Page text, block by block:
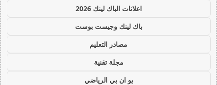
اعلانات الباك لينك 2026
باك لينك وجيست بوست
مصادر التعليم
مجلة تقنية
يو ان بي الرياضي